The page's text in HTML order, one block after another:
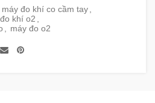
máy đo khí co cầm tay,
khí o2 ,
, máy đo o2